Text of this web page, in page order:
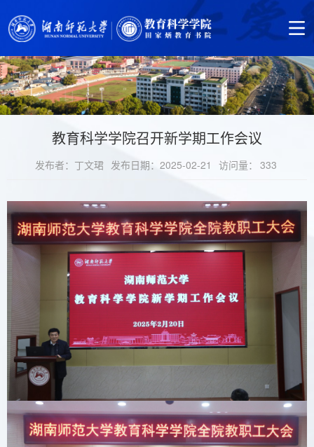
教育科学学院召开新学期工作会议
发布者：丁文珺 发布日期：2025-02-21 访问量： 333